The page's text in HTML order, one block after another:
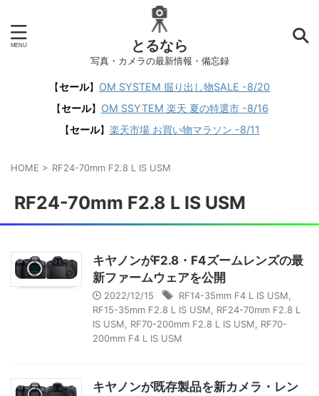
とるなら
写真・カメラの最新情報・備忘録
【セール】 OM SYSTEM 掘り出し物SALE -8/20
【セール】 OM SSYTEM 楽天 夏の特選市 -8/16
【セール】 楽天市場 お買い物マラソン -8/11
HOME > RF24-70mm F2.8 L IS USM
RF24-70mm F2.8 L IS USM
キヤノンがF2.8・F4ズームレンズの最
新ファームウェアを公開
2022/12/15 RF14-35mm F4 L IS USM
RF15-35mm F2.8 L IS USM
RF24-70mm F2.8 L
IS USM
RF70-200mm F2.8 L IS USM
RF70-
200mm F4 L IS USM
キヤノンが既存製品を新カメラ・レン